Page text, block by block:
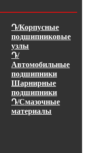
Դ/Корпусные
подшипниковые
узлы
Դ/
Автомобильные
подшипники
Шарнирные
подшипники
Դ/Смазочные
материалы